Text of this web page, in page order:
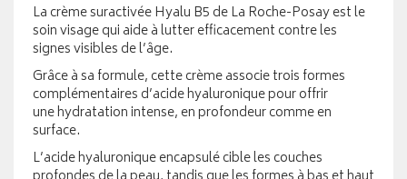
La crème suractivée Hyalu B5 de La Roche-Posay est le
soin visage qui aide à lutter efficacement contre les
signes visibles de l’âge.
Grâce à sa formule, cette crème associe trois formes
complémentaires d’acide hyaluronique pour offrir
une hydratation intense, en profondeur comme en
surface.
L’acide hyaluronique encapsulé cible les couches